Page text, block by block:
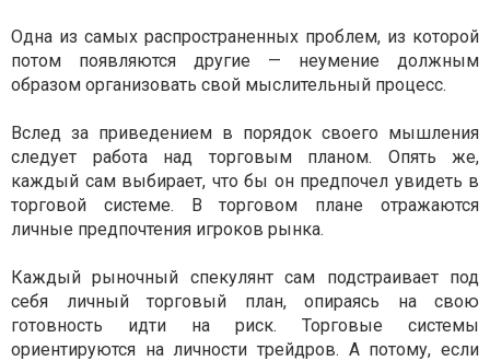
Одна из самых распространенных проблем, из которой
потом появляются другие — неумение должным
образом организовать свой мыслительный процесс.
Вслед за приведением в порядок своего мышления
следует работа над торговым планом. Опять же,
каждый сам выбирает, что бы он предпочел увидеть в
торговой системе. В торговом плане отражаются
личные предпочтения игроков рынка.
Каждый рыночный спекулянт сам подстраивает под
себя личный торговый план, опираясь на свою
готовность идти на риск. Торговые системы
ориентируются на личности трейдров. А потому, если